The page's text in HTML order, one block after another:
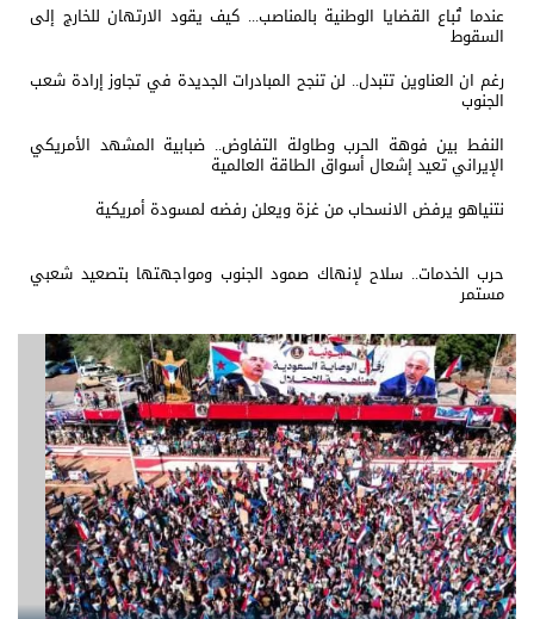
عندما تُباع القضايا الوطنية بالمناصب... كيف يقود الارتهان للخارج إلى
السقوط
رغم ان العناوين تتبدل.. لن تنجح المبادرات الجديدة في تجاوز إرادة شعب
الجنوب
النفط بين فوهة الحرب وطاولة التفاوض.. ضبابية المشهد الأمريكي
الإيراني تعيد إشعال أسواق الطاقة العالمية
نتنياهو يرفض الانسحاب من غزة ويعلن رفضه لمسودة أمريكية
حرب الخدمات.. سلاح لإنهاك صمود الجنوب ومواجهتها بتصعيد شعبي
مستمر